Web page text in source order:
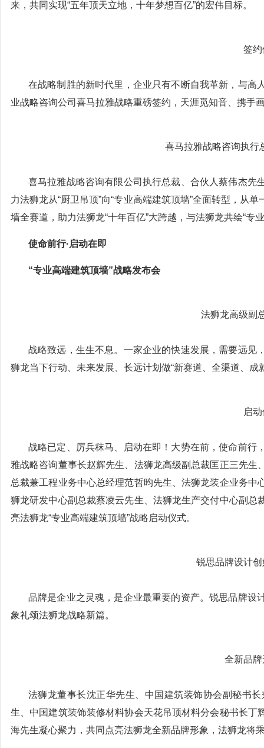
来，共同实现“五年顶天立地，十年梦想百亿”的宏伟目标。
签
在战略制胜的新时代里，企业只有不断自我革新，与高
业战略咨询公司喜马拉雅战略重磅签约，天涯觅知音、携手
喜马拉雅战略咨询执行
喜马拉雅战略咨询有限公司执行总裁、合伙人蔡伟杰先
力法狮龙从“厨卫吊顶”向“专业高端建筑顶墙”全面转型，从
墙全赛道，助力法狮龙“十年百亿”大跨越，与法狮龙共绘“专
使命前行·启动在即
“专业高端建筑顶墙”战略发布会
法狮龙高级副
战略致远，生生不息。一家企业的快速发展，需要远见
狮龙当下行动、未来发展、长远计划做“新赛道、全渠道、
启
战略已定、厉兵秣马、启动在即！大势在前，使命前行
雅战略咨询董事长赵辉先生、法狮龙高级副总裁匡正三先
总裁兼工程业务中心总经理范哲昀先生、法狮龙装企业务
狮龙研发中心副总裁蔡凌云先生、法狮龙生产交付中心副
亮法狮龙“专业高端建筑顶墙”战略启动仪式。
锐思品牌设计
品牌是企业之灵魂，是企业最重要的资产。锐思品牌设
象礼颂法狮龙战略新篇。
全新品
法狮龙董事长沈正华先生、中国建筑装饰协会副秘书
生、中国建筑装饰装修材料协会天花吊顶材料分会秘书长
海先生凝心聚力，共同点亮法狮龙全新品牌形象，法狮龙将